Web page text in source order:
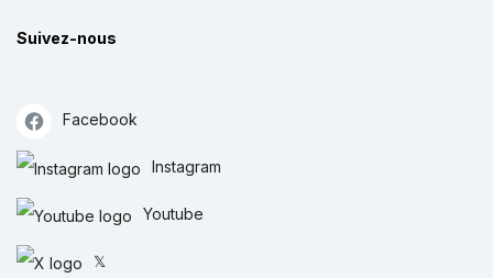
Suivez-nous
Facebook
Instagram
Youtube
𝕏